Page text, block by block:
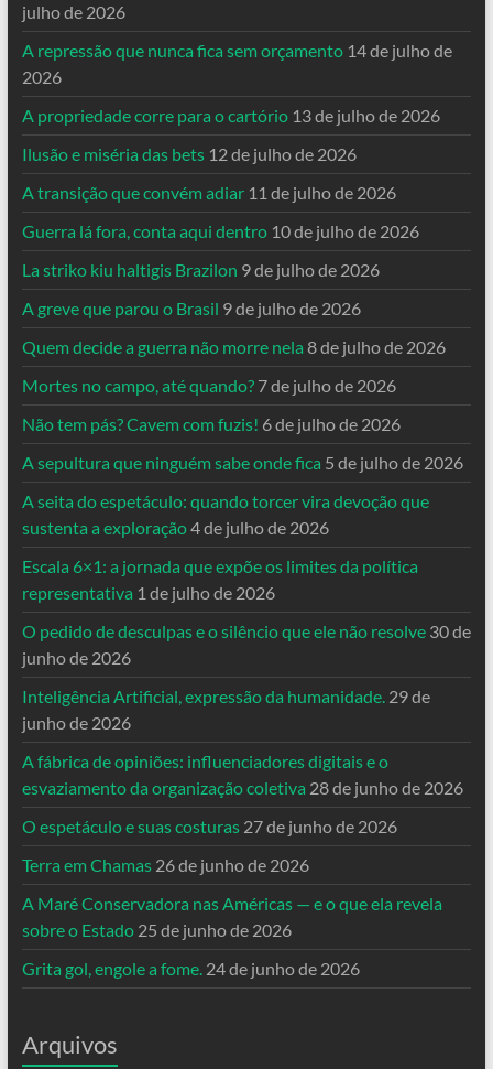
julho de 2026
A repressão que nunca fica sem orçamento 14 de julho de
2026
A propriedade corre para o cartório 13 de julho de 2026
Ilusão e miséria das bets 12 de julho de 2026
A transição que convém adiar 11 de julho de 2026
Guerra lá fora, conta aqui dentro 10 de julho de 2026
La striko kiu haltigis Brazilon 9 de julho de 2026
A greve que parou o Brasil 9 de julho de 2026
Quem decide a guerra não morre nela 8 de julho de 2026
Mortes no campo, até quando? 7 de julho de 2026
Não tem pás? Cavem com fuzis! 6 de julho de 2026
A sepultura que ninguém sabe onde fica 5 de julho de 2026
A seita do espetáculo: quando torcer vira devoção que
sustenta a exploração4 de julho de 2026
Escala 6×1: a jornada que expõe os limites da política
representativa 1 de julho de 2026
O pedido de desculpas e o silêncio que ele não resolve 30 de
junho de 2026
Inteligência Artificial, expressão da humanidade. 29 de
junho de 2026
A fábrica de opiniões: influenciadores digitais e o
esvaziamento da organização coletiva 28 de junho de 2026
O espetáculo e suas costuras 27 de junho de 2026
Terra em Chamas 26 de junho de 2026
A Maré Conservadora nas Américas — e o que ela revela
sobre o Estado 25 de junho de 2026
Grita gol, engole a fome. 24 de junho de 2026
Arquivos